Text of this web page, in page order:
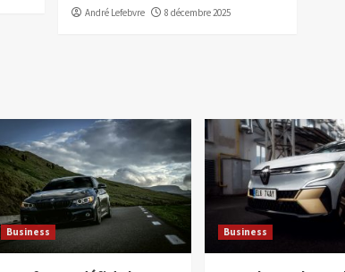
André Lefebvre 8 décembre 2025
Business Business